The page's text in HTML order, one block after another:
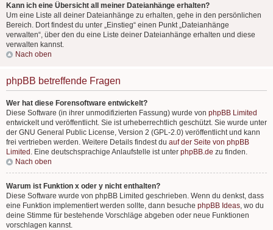
Kann ich eine Übersicht all meiner Dateianhänge erhalten?
Um eine Liste all deiner Dateianhänge zu erhalten, gehe in den persönlichen
Bereich. Dort findest du unter „Einstieg“ einen Punkt „Dateianhänge
verwalten“, über den du eine Liste deiner Dateianhänge erhalten und diese
verwalten kannst.
Nach oben
phpBB betreffende Fragen
Wer hat diese Forensoftware entwickelt?
Diese Software (in ihrer unmodifizierten Fassung) wurde von phpBB Limited
entwickelt und veröffentlicht. Sie ist urheberrechtlich geschützt. Sie wurde unter
der GNU General Public License, Version 2 (GPL-2.0) veröffentlicht und kann
frei vertrieben werden. Weitere Details findest du auf der Seite von phpBB
Limited . Eine deutschsprachige Anlaufstelle ist unter phpBB.de zu finden.
Nach oben
Warum ist Funktion x oder y nicht enthalten?
Diese Software wurde von phpBB Limited geschrieben. Wenn du denkst, dass
eine Funktion implementiert werden sollte, dann besuche phpBB Ideas, wo du
deine Stimme für bestehende Vorschläge abgeben oder neue Funktionen
vorschlagen kannst.